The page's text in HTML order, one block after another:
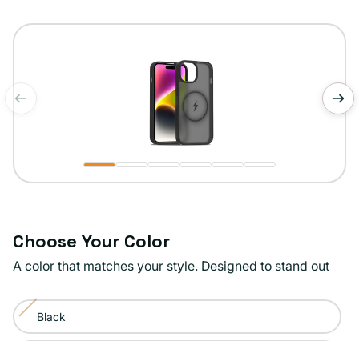
Choose Your Color
A color that matches your style. Designed to stand out
Color:
PurpleBlack
Variante